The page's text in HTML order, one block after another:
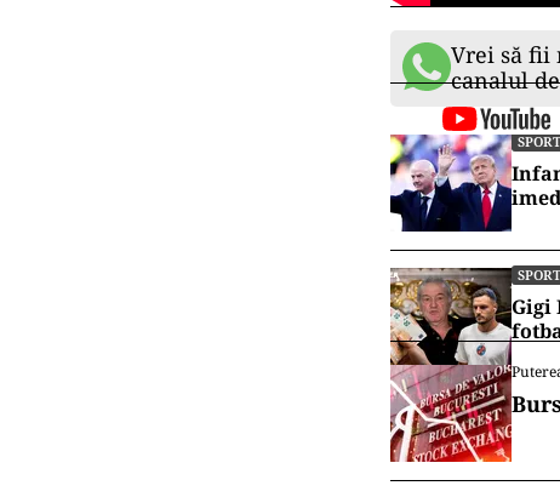
Vrei să fii
canalul
SPORT
SPORT
Gigi